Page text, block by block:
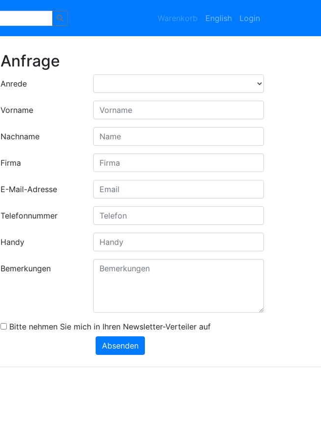
Warenkorb English Login
Anfrage
Anrede
Vorname
Nachname
Firma
E-Mail-Adresse
Telefonnummer
Handy
Bemerkungen
Bitte nehmen Sie mich in Ihren Newsletter-Verteiler auf
Absenden